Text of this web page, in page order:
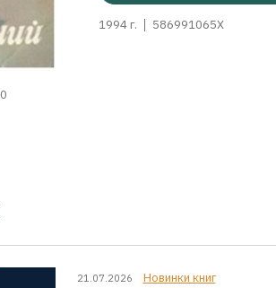
0
1994 г. 586991065X
21.07.2026 Новинки книг